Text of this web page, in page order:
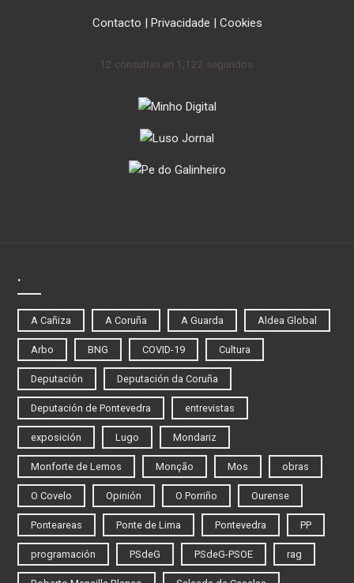
Contacto | Privacidade | Cookies
12 consultas en 1,122 segundos.
.
A Cañiza A Coruña A Guarda Aldea Global
Arbo BNG COVID-19 Cultura
Deputación Deputación da Coruña
Deputación de Pontevedra entrevistas
exposición Lugo Mondariz
Monforte de Lemos Monção Mos obras
O Covelo Opinión O Porriño Ourense
Ponteareas Ponte de Lima Pontevedra PP
programación PSdeG PSdeG-PSOE rag